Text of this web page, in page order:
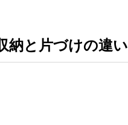
納と片づけの違い